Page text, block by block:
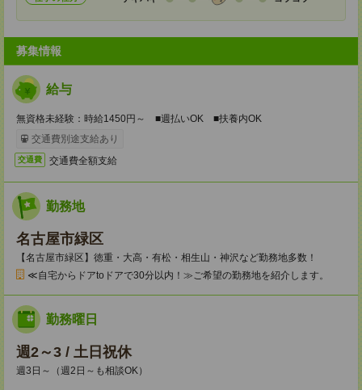
募集情報
給与
無資格未経験：時給1450円～ ■週払いOK ■扶養内OK
交通費別途支給あり
交通費 交通費全額支給
勤務地
名古屋市緑区
【名古屋市緑区】徳重・大高・有松・相生山・神沢など勤務地多数！
≪自宅からドアtoドアで30分以内！≫ご希望の勤務地を紹介します。
勤務曜日
週2～3 / 土日祝休
週3日～（週2日～も相談OK）